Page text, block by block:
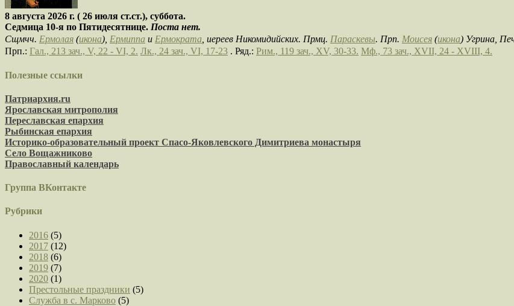
8 августа 2026 г. ( 26 июля ст.ст.), суббота.
Седмица 10-я по Пятидесятнице. Поста нет.
Сщмчч. Ермолая (икона), Ермиппа и Ермократа , иереев Никомидийских. Прмц. Параскевы. Прп. Моисея (икона) Угрина,
Прп.: Гал., 213 зач., V, 22 - VI, 2. Лк., 24 зач., VI, 17-23 . Ряд.: Рим., 119 зач., XV, 30-33. Мф., 73 зач., XVII, 24 - XVIII, 4.
Полезные ссылки
Патриархия.ru
Ярославская митрополия
Переславская епархия
Рыбинская епархия
Историко-образовательный проект Спасо-Яковлевского Димитриева монастыря
Село Вощажниково
Православный календарь
Группа ВКонтакте
Рубрики
2016 (5)
2017 (12)
2018 (6)
2019 (7)
2020 (1)
Престольные праздники (5)
Служба в с. Марково (5)